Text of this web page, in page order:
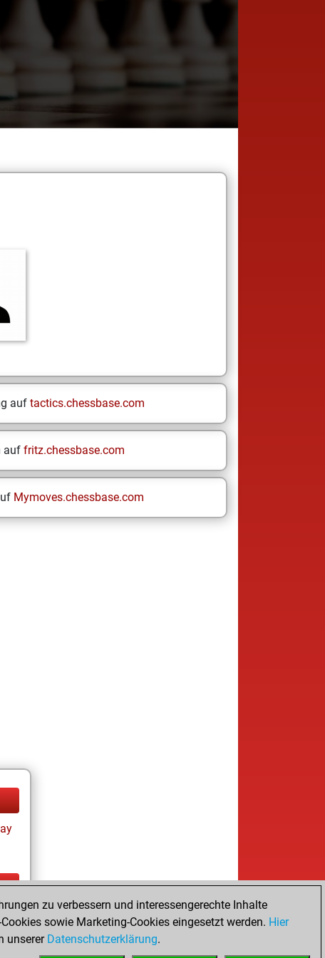
auf tactics.chessbase.com
auf fritz.chessbase.com
Mymoves.chessbase.com
zu verbessern und interessengerechte Inhalte
sowie Marketing-Cookies eingesetzt werden. Hier
unserer Datenschutzerklärung.